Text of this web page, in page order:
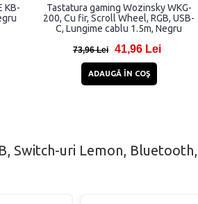
KB-
Tastatura gaming Wozinsky WKG-
200, Cu fir, Scroll Wheel, RGB, USB-
C, Lungime cablu 1.5m, Negru
73,96 Lei 41,96 Lei
ADAUGĂ ÎN COŞ
Switch-uri Lemon,